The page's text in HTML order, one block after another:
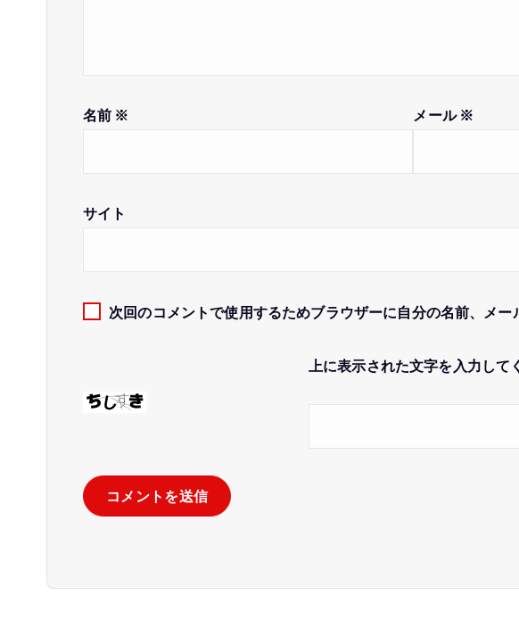
名前 ※ メール※
サイト
次回のコメントで使用するためブラウザーに自分の名前、メー
上に表示された文字を入力して